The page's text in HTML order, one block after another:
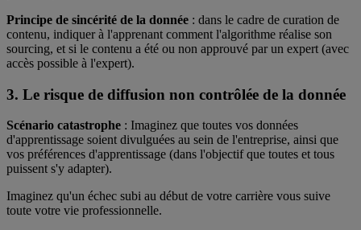
Principe de sincérité de la donnée : dans le cadre de curation de
contenu, indiquer à l'apprenant comment l'algorithme réalise son
sourcing, et si le contenu a été ou non approuvé par un expert (avec
accès possible à l'expert).
3. Le risque de diffusion non contrôlée de la donnée
Scénario catastrophe : Imaginez que toutes vos données
d'apprentissage soient divulguées au sein de l'entreprise, ainsi que
vos préférences d'apprentissage (dans l'objectif que toutes et tous
puissent s'y adapter).
Imaginez qu'un échec subi au début de votre carrière vous suive
toute votre vie professionnelle.